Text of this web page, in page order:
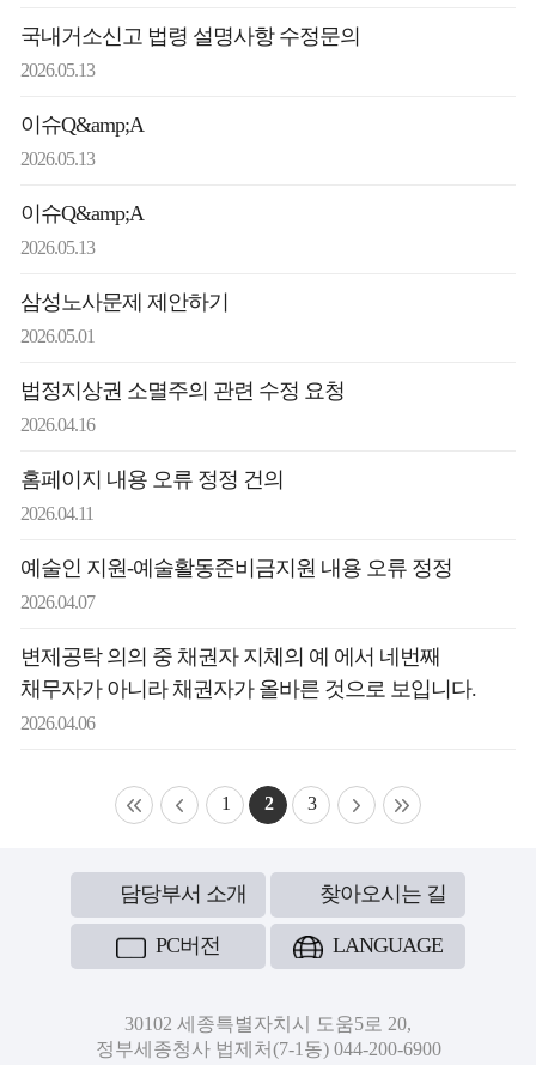
국내거소신고 법령 설명사항 수정문의
2026.05.13
이슈Q&amp;A
2026.05.13
이슈Q&amp;A
2026.05.13
삼성노사문제 제안하기
2026.05.01
법정지상권 소멸주의 관련 수정 요청
2026.04.16
홈페이지 내용 오류 정정 건의
2026.04.11
예술인 지원-예술활동준비금지원 내용 오류 정정
2026.04.07
변제공탁 의의 중 채권자 지체의 예 에서 네번째
채무자가 아니라 채권자가 올바른 것으로 보입니다.
2026.04.06
1 2 3
담당부서 소개 찾아오시는 길
PC버전 LANGUAGE
30102 세종특별자치시 도움5로 20,
정부세종청사 법제처(7-1동) 044-200-6900